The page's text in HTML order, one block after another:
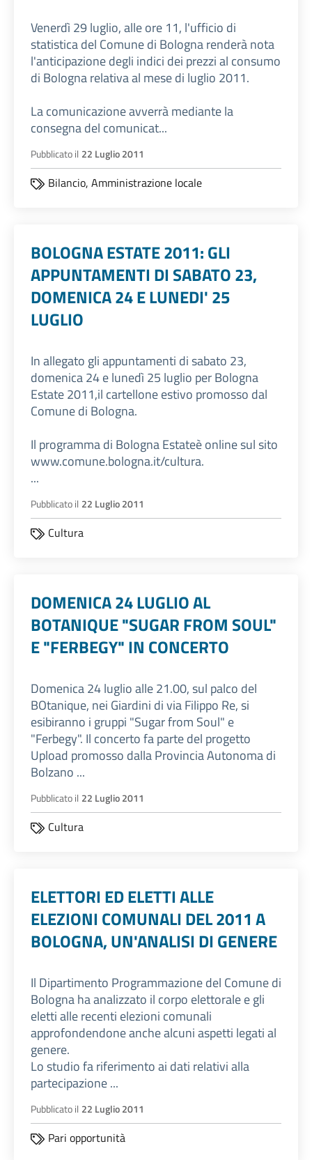
Venerdì 29 luglio, alle ore 11, l'ufficio di
statistica del Comune di Bologna renderà nota
l'anticipazione degli indici dei prezzi al consumo
di Bologna relativa al mese di luglio 2011.
La comunicazione avverrà mediante la
consegna del comunicat...
Pubblicato il 22 Luglio 2011
Bilancio, Amministrazione locale
BOLOGNA ESTATE 2011: GLI
APPUNTAMENTI DI SABATO 23,
DOMENICA 24 E LUNEDI' 25
LUGLIO
In allegato gli appuntamenti di sabato 23,
domenica 24 e lunedì 25 luglio per Bologna
Estate 2011,il cartellone estivo promosso dal
Comune di Bologna.
Il programma di Bologna Estateè online sul sito
www.comune.bologna.it/cultura.
...
Pubblicato il 22 Luglio 2011
Cultura
DOMENICA 24 LUGLIO AL
BOTANIQUE "SUGAR FROM SOUL"
E "FERBEGY" IN CONCERTO
Domenica 24 luglio alle 21.00, sul palco del
BOtanique, nei Giardini di via Filippo Re, si
esibiranno i gruppi "Sugar from Soul" e
"Ferbegy". Il concerto fa parte del progetto
Upload promosso dalla Provincia Autonoma di
Bolzano ...
Pubblicato il 22 Luglio 2011
Cultura
ELETTORI ED ELETTI ALLE
ELEZIONI COMUNALI DEL 2011 A
BOLOGNA, UN'ANALISI DI GENERE
Il Dipartimento Programmazione del Comune di
Bologna ha analizzato il corpo elettorale e gli
eletti alle recenti elezioni comunali
approfondendone anche alcuni aspetti legati al
genere.
Lo studio fa riferimento ai dati relativi alla
partecipazione ...
Pubblicato il 22 Luglio 2011
Pari opportunità